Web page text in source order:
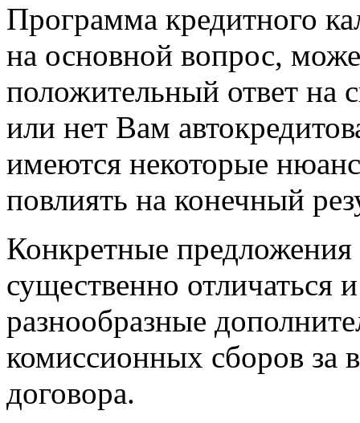
Программа кредитного
на основной вопрос,
положительный ответ на
или нет Вам
имеются некоторые
повлиять на конечный
Конкретные
существенно отличаться
разнообразные
комиссионных сборов за
договора.